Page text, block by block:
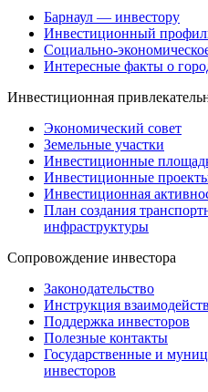
Барнаул — инвестору
Инвестиционный
Социально-
Интересные факты о
Инвестиционная
Экономический совет
Земельные участки
Инвестиционные
Инвестиционные
Инвестиционная
План создания
инфраструктуры
Сопровождение инвестора
Законодательство
Инструкция
Поддержка инвесторов
Полезные контакты
Государственные и
инвесторов